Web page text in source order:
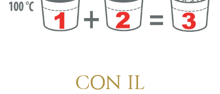
CON IL